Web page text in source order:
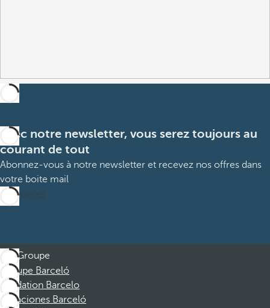
Avec notre newsletter, vous serez toujours au
courant de tout
Abonnez-vous à notre newsletter et recevez nos offres dans
votre boite mail
M’abonner
Groupe
Groupe Barceló
Fondation Barcelo
Vacaciones Barceló